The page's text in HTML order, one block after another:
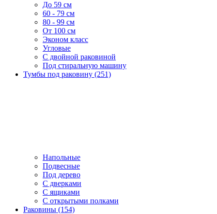
До 59 см
60 - 79 см
80 - 99 см
От 100 см
Эконом класс
Угловые
С двойной раковиной
Под стиральную машину
Тумбы под раковину (251)
Напольные
Подвесные
Под дерево
С дверками
С ящиками
С открытыми полками
Раковины (154)